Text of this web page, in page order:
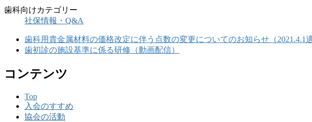
歯科向けカテゴリー
社保情報・Q&A
歯科用貴金属材料の価格改定に伴う点数の変更についてのお知らせ（2021.4.1適
歯初診の施設基準に係る研修（動画配信）
コンテンツ
Top
入会のすすめ
協会の活動